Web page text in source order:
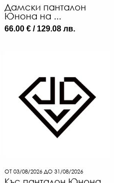
Дамски панталон
Юнона на ...
66.00 € / 129.08 лв.
ОТ 03/08/2026 ДО 31/08/2026